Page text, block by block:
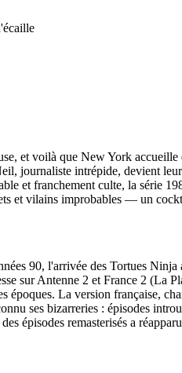
et voilà que New York
journaliste intrépide, devient
et franchement culte, la série
et vilains improbables — un
90, l'arrivée des Tortues
sur Antenne 2 et France 2
époques. La version française,
ses bizarreries : épisodes
épisodes remasterisés a